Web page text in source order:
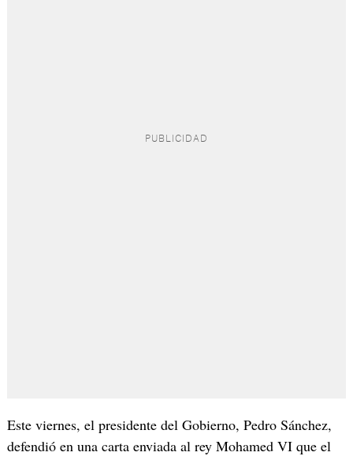
Este viernes, el presidente del Gobierno, Pedro Sánchez,
defendió en una carta enviada al rey Mohamed VI que el